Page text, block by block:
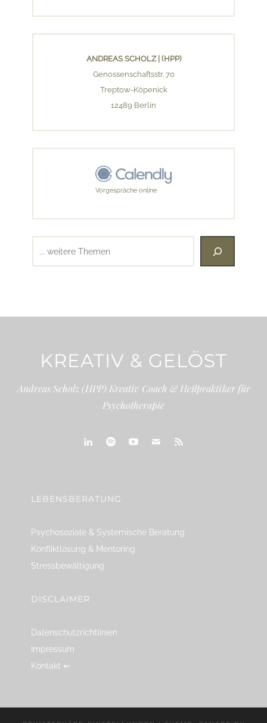
ANDREAS SCHOLZ | (HPP)
Genossenschaftsstr. 70
Treptow-Köpenick
12489 Berlin
Vorgespräche online
KREATIV & GELÖST
Andreas Scholz (HPP) Kreativ Coach & Heilpraktiker für
Psychotherapie
LEBENSBERATUNG
Psychosoziale & Systemische Beratung
Konfliktlösung & Mentoring
Stressbewältigung
DISCLAIMER
Datenschutzrichtlinien
Impressum
Kontakt ⇐